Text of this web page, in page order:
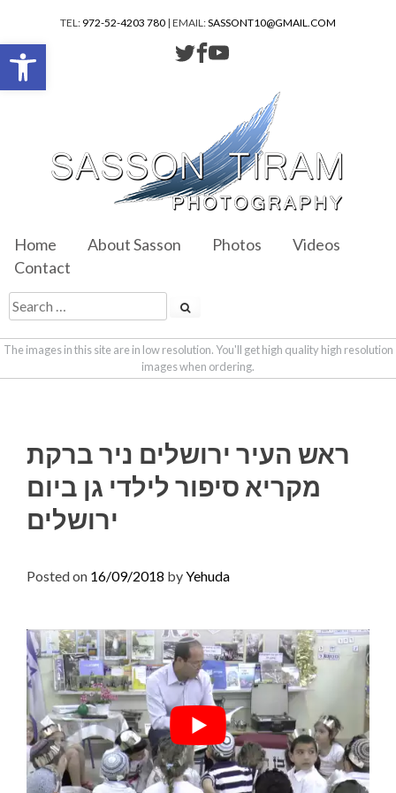
TEL: 972-52-4203 780 | EMAIL:SASSONT10@GMAIL.COM
Home About Sasson Photos
Videos
Contact
The images in this site are in low resolution. You'll get high quality high resolution
images when ordering.
contentראש העיר ירושלים ניר ברקת
מקריא סיפור לילדי גן ביום
ירושלים
Posted on 16/09/2018 byYehuda
Open toolbar